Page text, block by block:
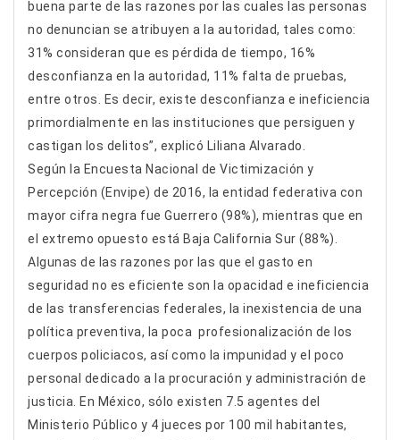
buena parte de las razones por las cuales las personas
no denuncian se atribuyen a la autoridad, tales como:
31% consideran que es pérdida de tiempo, 16%
desconfianza en la autoridad, 11% falta de pruebas,
entre otros. Es decir, existe desconfianza e ineficiencia
primordialmente en las instituciones que persiguen y
castigan los delitos”, explicó Liliana Alvarado.
Según la Encuesta Nacional de Victimización y
Percepción (Envipe) de 2016, la entidad federativa con
mayor cifra negra fue Guerrero (98%), mientras que en
el extremo opuesto está Baja California Sur (88%).
Algunas de las razones por las que el gasto en
seguridad no es eficiente son la opacidad e ineficiencia
de las transferencias federales, la inexistencia de una
política preventiva, la poca profesionalización de los
cuerpos policiacos, así como la impunidad y el poco
personal dedicado a la procuración y administración de
justicia. En México, sólo existen 7.5 agentes del
Ministerio Público y 4 jueces por 100 mil habitantes,